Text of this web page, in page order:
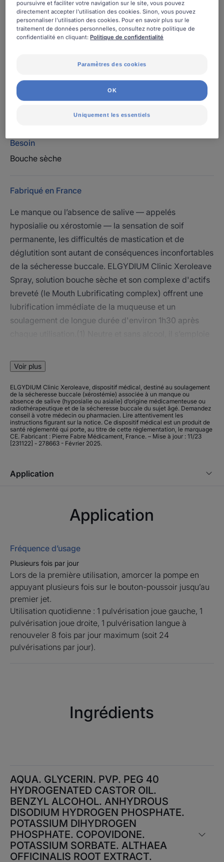
Spray Spray
70ml
Âge
À partir de 18 an(s)
Besoin
Bouche sèche
Fabriqué en France
Le manque ou l’absence de salive — appelés
hyposialie ou xérostomie — la sensation de soif
permanente, les difficultés de mastication et de
déglutition sont autant de conséquences inconfortables
de la sécheresse buccale. ELGYDIUM Clinic Xeroleave
Spray, solution bouche sèche et son complexe d'actifs
breveté (le Mouth Lubrificating complex) offrent une
lubrification immédiate de la muqueuse et un
soulagement de longue durée d'environ 1h30 après
en 3 simples pulvérisations à l’intérieur des joues et sur
la langue.
(1) : Etude clinique comparative sur 24 sujets.
Avantages
ELGYDIUM Clinic Xeroleave Spray procure une
Bénéfices
la sécheresse buccale qui dure jusqu'à 1h30 après
chaque pulvérisation. La solution contre la bouche
• NEUTRALITÉ : ELGYDIUM Clinic Xeroleave Spray ne
contient ni saveur spécifique, ni alcool.
• PROTECTION : des muqueuses buccales.
Environnement
Consigne de tri
Voir plus
ELGYDIUM Clinic Xeroleave, dispositif médical, destiné au soulagement
de la sécheresse buccale (xérostémie) associée à un manque ou
absence de salive (hyposialie ou asialie) d’origine médicamenteuse ou
radiothérapeutique et de la sécheresse buccale du sujet âgé. Demandez
conseil à votre médecin ou pharmacien. Lire attentivement les
instructions figurant sur la notice. Ce dispositif médical est un produit de
santé réglementé qui porte, au titre de cette réglementation, le marquage
CE. Fabricant : Pierre Fabre Médicament, France. – Mise à jour : 11/23
[231122] - 278663 - Février 2025.
Application
Application
Fréquence d’usage
Plusieurs fois par jour
Lors de la première utilisation, amorcer la pompe en
appuyant plusieurs fois sur le bouton-poussoir jusqu’au
premier jet.
Utilisation quotidienne : 1 pulvérisation joue gauche, 1
pulvérisation joue droite, 1 pulvérisation langue à
renouveler 8 fois par jour maximum (soit 24
pulvérisations par jour).
Ingrédients
AQUA. GLYCERIN. PVP. PEG 40
HYDROGENATED CASTOR OIL.
BENZYL ALCOHOL. ANHYDROUS
DISODIUM HYDROGEN PHOSPHATE.
POTASSIUM DIHYDROGEN
PHOSPHATE. COPOVIDONE.
POTASSIUM SORBATE. ALTHAEA
OFFICINALIS ROOT EXTRACT.
poursuivre et faciliter votre navigation sur le site, vous pouvez
directement accepter l'utilisation des cookies. Sinon, vous pouvez
personnaliser l'utilisation des cookies. Pour en savoir plus sur le
traitement de données personnelles, consultez notre politique de
confidentialité en cliquant:Politique de confidentialité
Paramètres des cookies
Uniquement les essentiels
OK